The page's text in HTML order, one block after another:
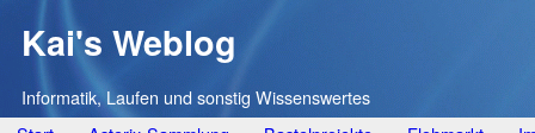
Kai's Weblog
Informatik, Laufen und sonstig Wissenswertes